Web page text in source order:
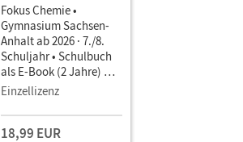
Fokus Chemie •
Gymnasium Sachsen-
Anhalt ab 2026 · 7./8.
Schuljahr • Schulbuch
als E-Book (2 Jahre) Mit
Medien
Einzellizenz
18,99 EUR